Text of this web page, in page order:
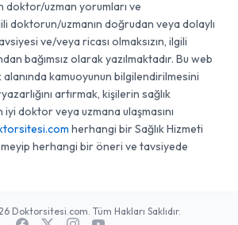
doktor/uzman yorumları ve
doktorun/uzmanın doğrudan veya dolaylı
ve/veya ricası olmaksızın, ilgili
bağımsız olarak yazılmaktadır. Bu web
alanında kamuoyunun bilgilendirilmesini
artırmak, kişilerin sağlık
doktor veya uzmana ulaşmasını
herhangi bir Sağlık Hizmeti
herhangi bir öneri ve tavsiyede
Doktorsitesi.com. Tüm Hakları Saklıdır.